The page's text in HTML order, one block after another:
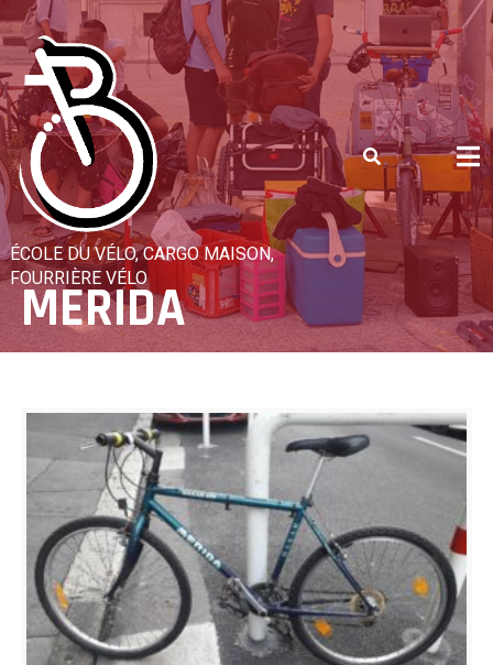
Skip
to
content
ÉCOLE DU VÉLO, CARGO MAISON,
FOURRIÈRE VÉLO
MERIDA